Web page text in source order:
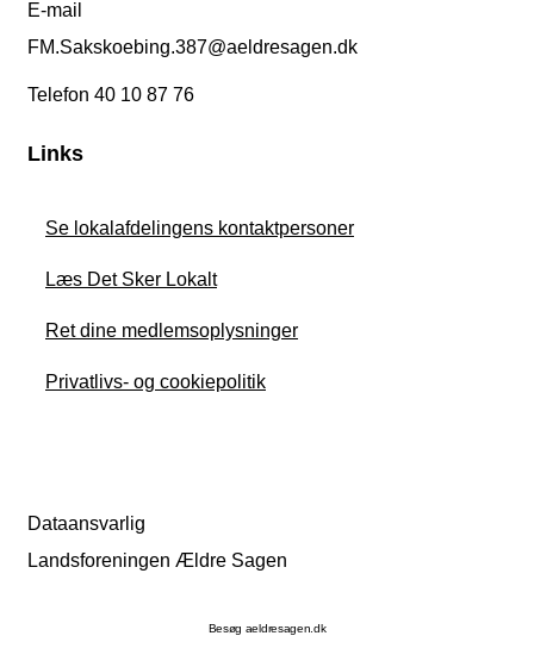
E-mail
FM.Sakskoebing.387@aeldresagen.dk
Telefon 40 10 87 76
Links
Se lokalafdelingens kontaktpersoner
Læs Det Sker Lokalt
Ret dine medlemsoplysninger
Privatlivs- og cookiepolitik
Dataansvarlig
Landsforeningen Ældre Sagen
Besøg aeldresagen.dk